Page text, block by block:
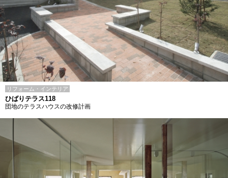
リフォーム・インテリア
ひばりテラス118
団地のテラスハウスの改修計画